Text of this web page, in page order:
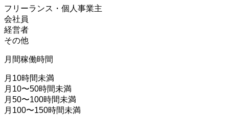
フリーランス・個人事業主
会社員
経営者
その他
月間稼働時間
月10時間未満
月10〜50時間未満
月50〜100時間未満
月100〜150時間未満